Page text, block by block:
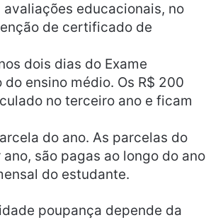
educacionais, no
de certificado de
dois dias do Exame
ensino médio. Os R$ 200
no terceiro ano e ficam
do ano. As parcelas do
são pagas ao longo do ano
do estudante.
poupança depende da